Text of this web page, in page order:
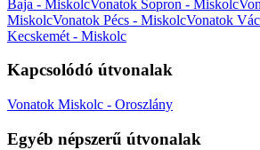
Baja - MiskolcVonatok Sopron - Miskolc
MiskolcVonatok Pécs - MiskolcVonatok
Kecskemét - Miskolc
Kapcsolódó útvonalak
Vonatok Miskolc - Oroszlány
Egyéb népszerű útvonalak